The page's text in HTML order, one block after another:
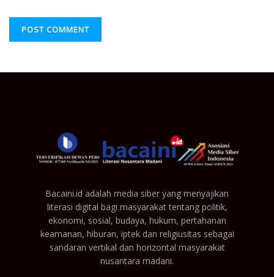
Bacaini.id adalah media siber yang menyajikan
literasi digital bagi masyarakat tentang politik,
ekonomi, sosial, budaya, hukum, pertahanan
keamanan, hiburan, iptek dan religiusitas sebagai
sandaran vertikal dan horizontal masyarakat
nusantara madani.